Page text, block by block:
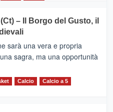
– Il Borgo del Gusto, il
sarà una vera e propria
sagra, ma una opportunità
Calcio
Calcio a 5